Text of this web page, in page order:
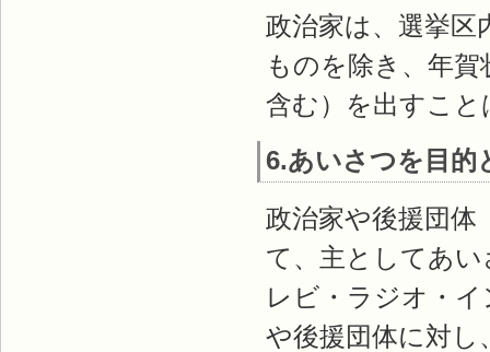
政治家は、選挙
ものを除き、年
含む）を出すこ
6.あいさつを目的
政治家や後援団体
て、主としてあ
レビ・ラジオ・
や後援団体に対